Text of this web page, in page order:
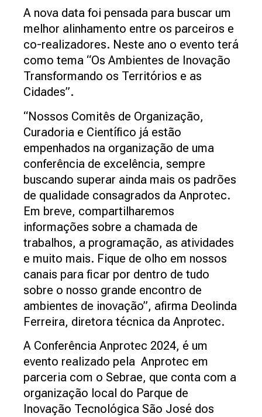
A nova data foi pensada para buscar um
melhor alinhamento entre os parceiros e
co-realizadores. Neste ano o evento terá
como tema “Os Ambientes de Inovação
Transformando os Territórios e as
Cidades”.
“Nossos Comitês de Organização,
Curadoria e Científico já estão
empenhados na organização de uma
conferência de excelência, sempre
buscando superar ainda mais os padrões
de qualidade consagrados da Anprotec.
Em breve, compartilharemos
informações sobre a chamada de
trabalhos, a programação, as atividades
e muito mais. Fique de olho em nossos
canais para ficar por dentro de tudo
sobre o nosso grande encontro de
ambientes de inovação”, afirma Deolinda
Ferreira, diretora técnica da Anprotec.
A Conferência Anprotec 2024, é um
evento realizado pela Anprotec em
parceria com o Sebrae, que conta com a
organização local do Parque de
Inovação Tecnológica São José dos